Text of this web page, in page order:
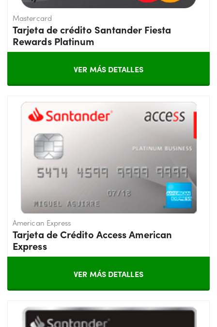
Mastercard
Tarjeta de crédito Santander Fiesta
Rewards Platinum
VER MÁS DETALLES
American Express
Tarjeta de Crédito Access American
Express
VER MÁS DETALLES